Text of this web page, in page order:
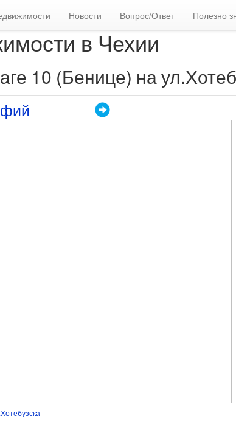
Новости Вопрос/Ответ Полезно
в Чехии
10 (Бенице) на